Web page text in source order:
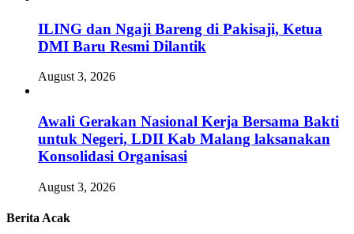
ILING dan Ngaji Bareng di Pakisaji, Ketua
DMI Baru Resmi Dilantik
August 3, 2026
Awali Gerakan Nasional Kerja Bersama Bakti
untuk Negeri, LDII Kab Malang laksanakan
Konsolidasi Organisasi
August 3, 2026
Berita Acak